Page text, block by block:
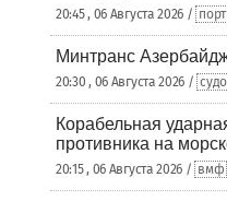
20:45 , 06 Августа 2026 /
Минтранс
20:30 , 06 Августа 2026 /
Корабельная
противника на
20:15 , 06 Августа 2026 / вмф